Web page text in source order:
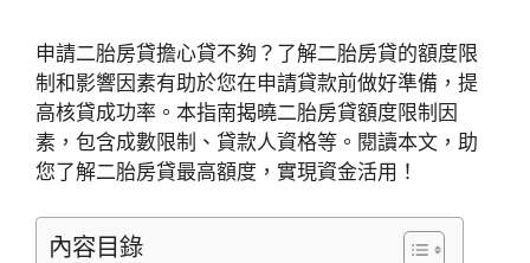
申請二胎房貸擔心貸不夠？了解二胎房貸的額度限
制和影響因素有助於您在申請貸款前做好準備，提
高核貸成功率。本指南揭曉二胎房貸額度限制因
素，包含成數限制、貸款人資格等。閱讀本文，助
您了解二胎房貸最高額度，實現資金活用！
內容目錄